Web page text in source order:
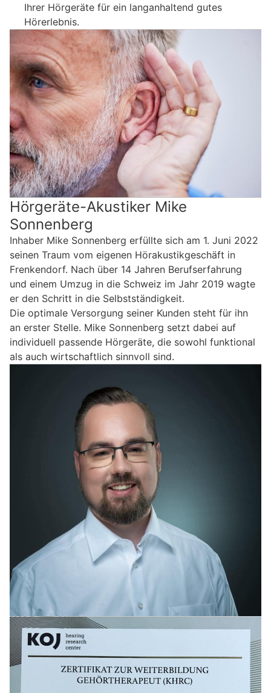
Ihrer Hörgeräte für ein langanhaltend gutes
Hörerlebnis.
Hörgeräte-Akustiker Mike
Sonnenberg
Inhaber Mike Sonnenberg erfüllte sich am 1. Juni 2022
seinen Traum vom eigenen Hörakustikgeschäft in
Frenkendorf. Nach über 14 Jahren Berufserfahrung
und einem Umzug in die Schweiz im Jahr 2019 wagte
er den Schritt in die Selbstständigkeit.
Die optimale Versorgung seiner Kunden steht für ihn
an erster Stelle. Mike Sonnenberg setzt dabei auf
individuell passende Hörgeräte, die sowohl funktional
als auch wirtschaftlich sinnvoll sind.